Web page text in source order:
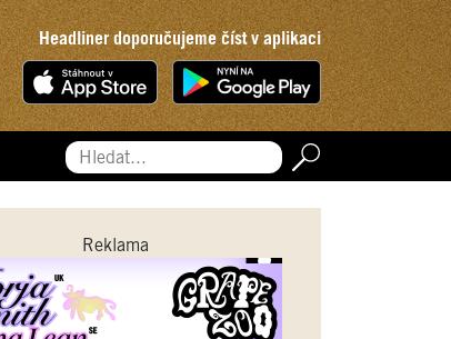
Headliner doporučujeme číst v aplikaci
Hledat...
Reklama